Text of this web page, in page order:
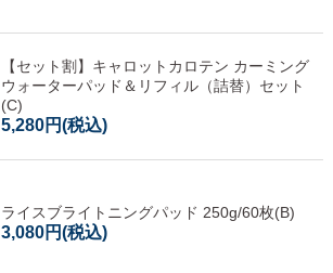
【セット割】キャロットカロテン カーミング
ウォーターパッド＆リフィル（詰替）セット
(C)
5,280円(税込)
ライスブライトニングパッド 250g/60枚(B)
3,080円(税込)